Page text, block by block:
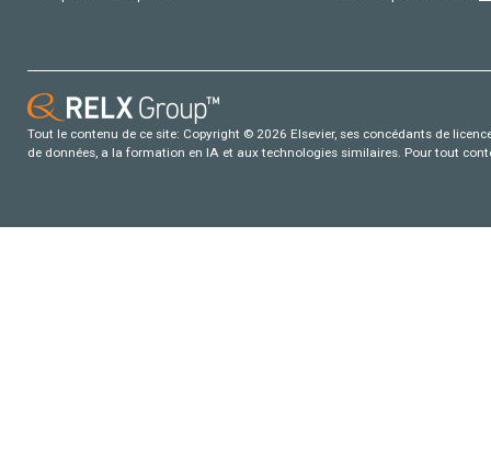
Tout le contenu de ce site: Copyright © 2026 Elsevier, ses concédants de
de données, a la formation en IA et aux technologies similaires. Pour tout